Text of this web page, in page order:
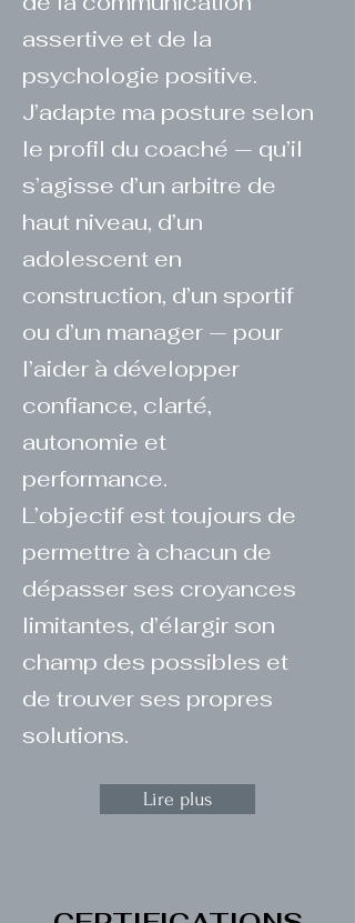
assertive et de la
psychologie positive.
J’adapte ma posture selon
le profil du coaché — qu’il
s’agisse d’un arbitre de
haut niveau, d’un
adolescent en
construction, d’un sportif
ou d’un manager — pour
l’aider à développer
confiance, clarté,
autonomie et
performance.
L’objectif est toujours de
permettre à chacun de
dépasser ses croyances
limitantes, d’élargir son
champ des possibles et
de trouver ses propres
solutions.
Lire plus